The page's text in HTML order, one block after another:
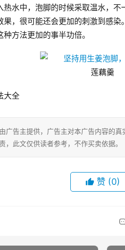
水中，泡脚的时候采取温水，
果，很可能还会更加的刺激到感
方法更加的事半功倍。
莲藕羹
大全
广告主提供，广告主对本广告内容的
，此文仅供读者参考，不作买卖依据。
赞 (0)